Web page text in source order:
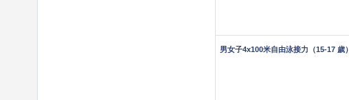
男女子4x100米自由泳接力（15-17 歲）